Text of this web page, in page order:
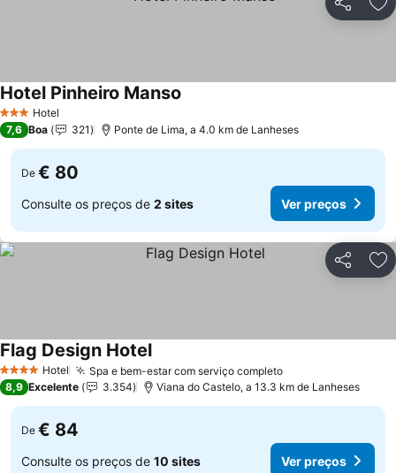
Partilhar
3 EstrelasHotel
Hotel Pinheiro Manso
7,6 Boa 321 Ponte de Lima, a 4.0 km de Lanheses
De € 80
Consulte os preços de 2 sites Ver preços
Partilhar
4 EstrelasHotel Spa e bem-estar com serviço completoVer preços
Flag Design HotelVer preços
8,9 Excelente 3.354 Viana do Castelo, a 13.3 km de Lanheses
De € 84
Consulte os preços de 10 sites Ver preços